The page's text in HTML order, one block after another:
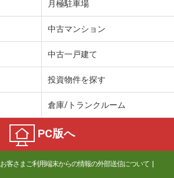
月極駐車場
中古マンション
中古一戸建て
投資物件を探す
倉庫/トランクルーム
PC版へ
お客さまご利用端末からの情報の外部送信について